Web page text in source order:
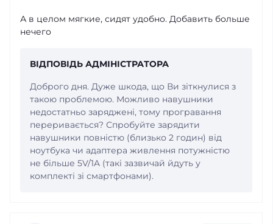
А в целом мягкие, сидят удобно. Добавить больше
нечего
ВІДПОВІДЬ АДМІНІСТРАТОРА
Доброго дня. Дуже шкода, що Ви зіткнулися з
такою проблемою. Можливо навушники
недостатньо заряджені, тому програвання
переривається? Спробуйте зарядити
навушники повністю (близько 2 годин) від
ноутбука чи адаптера живлення потужністю
не більше 5V/1A (такі зазвичай йдуть у
комплекті зі смартфонами).